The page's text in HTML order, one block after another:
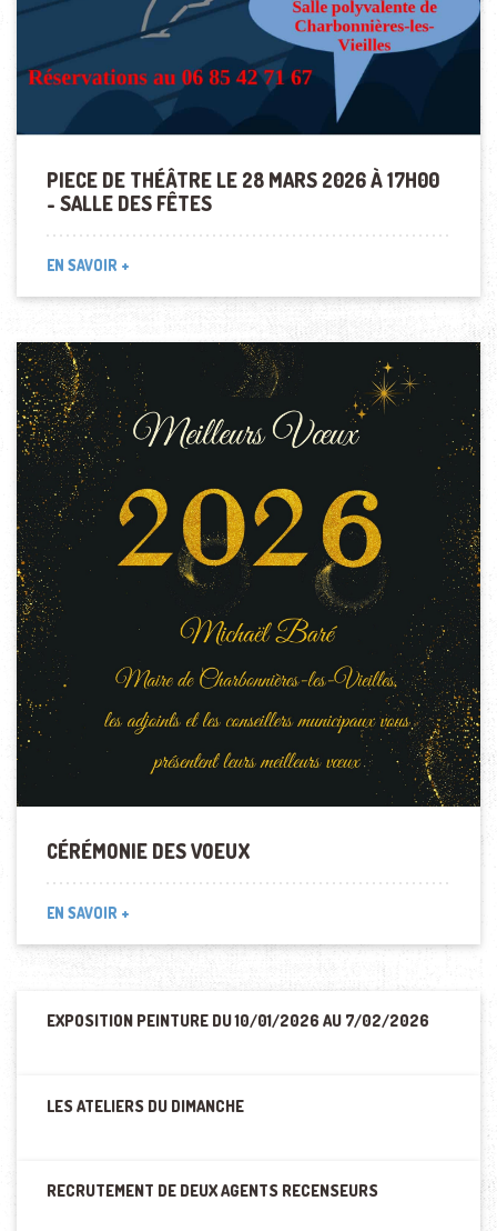
PIECE DE THÉÂTRE LE 28 MARS 2026 À 17H00
- SALLE DES FÊTES
EN SAVOIR +
CÉRÉMONIE DES VOEUX
EN SAVOIR +
EXPOSITION PEINTURE DU 10/01/2026 AU 7/02/2026
LES ATELIERS DU DIMANCHE
RECRUTEMENT DE DEUX AGENTS RECENSEURS